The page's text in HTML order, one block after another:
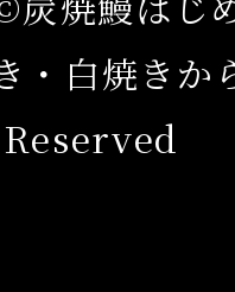
・白焼きか